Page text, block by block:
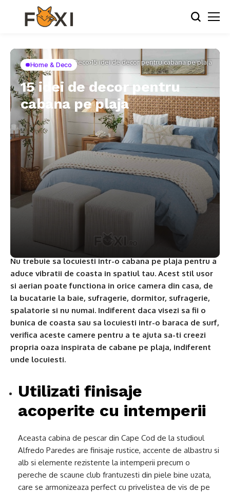
Home Home & Deco 15 idei de decor pentru cabana pe plaja
Home & Deco
15 idei de decor pentru
cabana pe plaja
Nu trebuie sa locuiesti intr-o cabana pe plaja pentru a
aduce vibratii de coasta in spatiul tau. Acest stil usor
si aerian poate functiona in orice camera din casa, de
la bucatarie la baie, sufragerie, dormitor, sufragerie,
spalatorie si nu numai. Indiferent daca visezi sa fii o
bunica de coasta sau sa locuiesti intr-o baraca de surf,
verifica aceste camere pentru a te ajuta sa-ti creezi
propria oaza inspirata de cabane pe plaja, indiferent
unde locuiesti.
Utilizati finisaje
acoperite cu intemperii
Aceasta cabina de pescar din Cape Cod de la studioul
Alfredo Paredes are finisaje rustice, accente de albastru si
alb si elemente rezistente la intemperii precum o
pereche de scaune club frantuzesti din piele bine uzata,
care se armonizeaza perfect cu privelistea de vis de pe